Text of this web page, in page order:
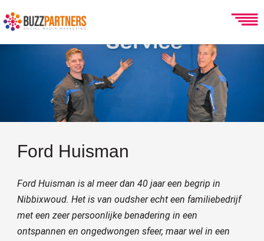
naar
Ford Huisman
Ford Huisman is al meer dan 40 jaar een begrip in
Nibbixwoud. Het is van oudsher echt een familiebedrijf
met een zeer persoonlijke benadering in een
ontspannen en ongedwongen sfeer, maar wel in een